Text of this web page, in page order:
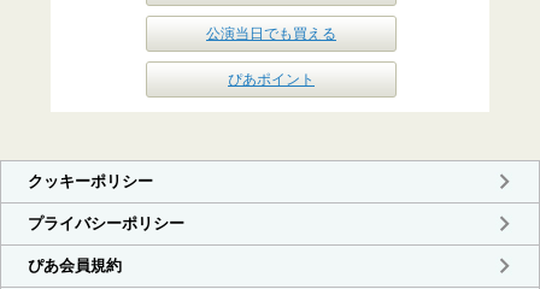
公演当日でも買える
ぴあポイント